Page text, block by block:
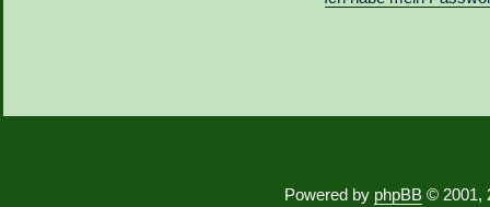
Powered by phpBB © 2001,